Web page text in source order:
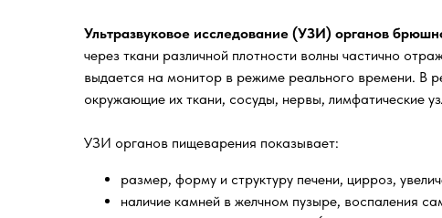
Ультразвуковое исследование (УЗИ) органов
через ткани различной плотности волны частично
выдается на монитор в режиме реального времени. В
окружающие их ткани, сосуды, нервы, лимфатические
УЗИ органов пищеварения показывает:
размер, форму и структуру печени, цирроз,
наличие камней в желчном пузыре, воспаления